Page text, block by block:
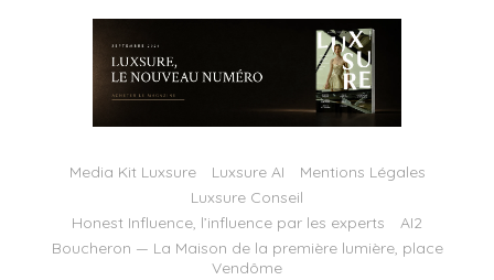
Media Kit Luxsure Luxsure AI
Mentions Légales
Luxsure Conseil
Honest Influence, l’influence par les experts
AI2
Boucheron — La Maison de la première lumière, place
Vendôme